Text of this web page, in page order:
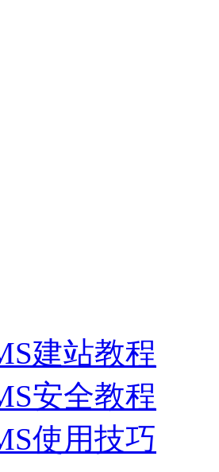
建站教程
安全教程
使用技巧